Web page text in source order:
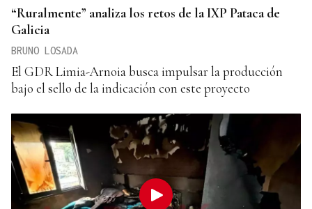
“Ruralmente” analiza los retos de la IXP Pataca de
Galicia
BRUNO LOSADA
El GDR Limia-Arnoia busca impulsar la producción
bajo el sello de la indicación con este proyecto